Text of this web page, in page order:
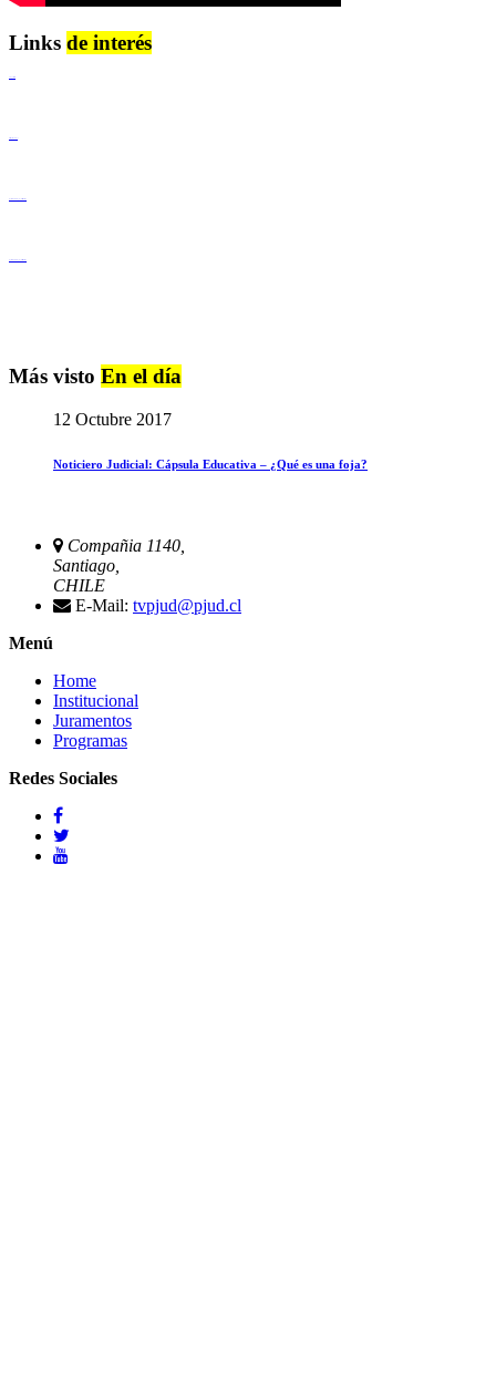
Links de interés
Más visto En el día
12 Octubre 2017
Noticiero Judicial: Cápsula Educativa – ¿Qué es una foja?
Compañia 1140,
Santiago,
CHILE
E-Mail: tvpjud@pjud.cl
Menú
Home
Institucional
Juramentos
Programas
Redes Sociales